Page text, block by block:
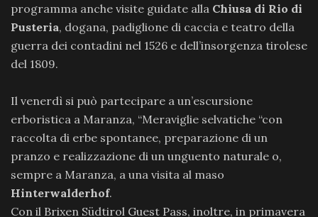
programma anche visite guidate alla Chiusa di Rio di
Pusteria, dogana, padiglione di caccia e teatro della
guerra dei contadini nel 1526 e dell’insorgenza tirolese
del 1809.
Il venerdì si può partecipare a un’escursione
erboristica a Maranza, “Meraviglie selvatiche “con
raccolta di erbe spontanee, preparazione di un
pranzo e realizzazione di un unguento naturale o,
sempre a Maranza, a una visita al maso
Hinterwalderhof.
Con il Brixen Südtirol Guest Pass, inoltre, in primavera